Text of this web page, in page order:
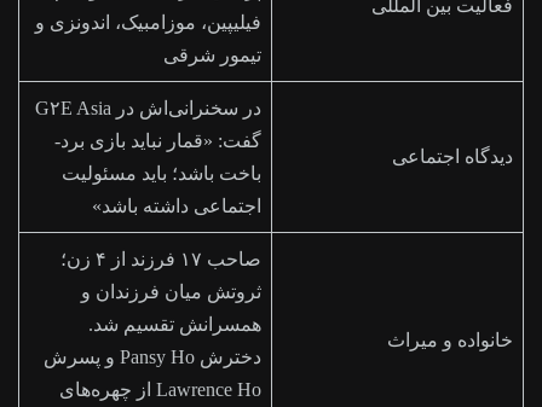
فعالیت بین المللی
فیلیپین، موزامبیک، اندونزی و
تیمور شرقی
دیدگاه اجتماعی
در سخنرانی‌اش در G۲E Asia
گفت: «قمار نباید بازی برد-
باخت باشد؛ باید مسئولیت
اجتماعی داشته باشد»
خانواده و میراث
صاحب ۱۷ فرزند از ۴ زن؛
ثروتش میان فرزندان و
همسرانش تقسیم شد.
دخترش Pansy Ho و پسرش
Lawrence Ho از چهره‌های